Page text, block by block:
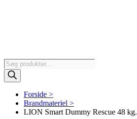
Products
search
Forside >
Brandmateriel >
LION Smart Dummy Rescue 48 kg.